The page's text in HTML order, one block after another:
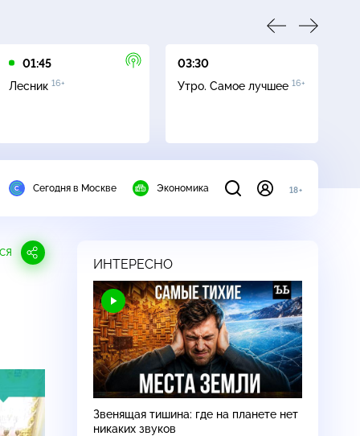
01:45
Лесник 16+
03:30
Утро. Самое лучшее 16+
Сегодня в Москве Экономика 18+
ИНТЕРЕСНО
Звенящая тишина: где на планете нет
никаких звуков